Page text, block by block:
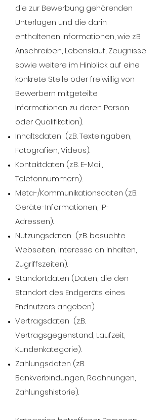
die zur Bewerbung gehörenden
Unterlagen und die darin
enthaltenen Informationen, wie z.B.
Anschreiben, Lebenslauf, Zeugnisse
sowie weitere im Hinblick auf eine
konkrete Stelle oder freiwillig von
Bewerbern mitgeteilte
Informationen zu deren Person
oder Qualifikation).
Inhaltsdaten (z.B. Texteingaben,
Fotografien, Videos).
Kontaktdaten (z.B. E-Mail,
Telefonnummern).
Meta-/Kommunikationsdaten (z.B.
Geräte-Informationen, IP-
Adressen).
Nutzungsdaten (z.B. besuchte
Webseiten, Interesse an Inhalten,
Zugriffszeiten).
Standortdaten (Daten, die den
Standort des Endgeräts eines
Endnutzers angeben).
Vertragsdaten (z.B.
Vertragsgegenstand, Laufzeit,
Kundenkategorie).
Zahlungsdaten (z.B.
Bankverbindungen, Rechnungen,
Zahlungshistorie).